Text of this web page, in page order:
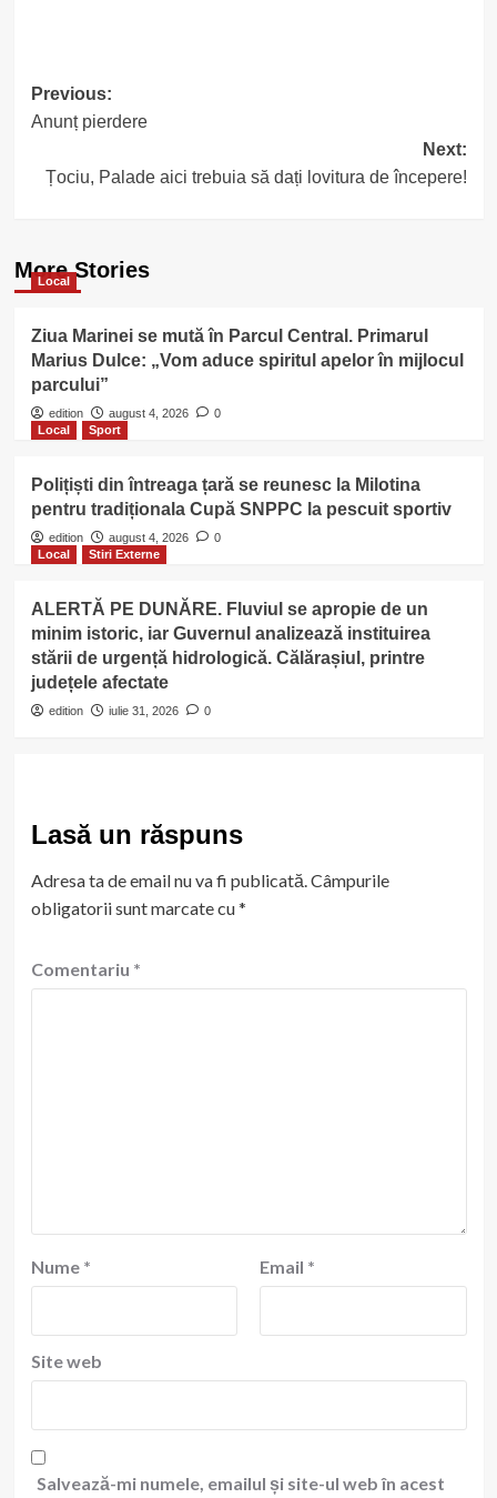
Post
navigation
Previous:
Anunț pierdere
Next:
Țociu, Palade aici trebuia să dați lovitura de începere!
More Stories
Local
Ziua Marinei se mută în Parcul Central. Primarul
Marius Dulce: „Vom aduce spiritul apelor în mijlocul
parcului”
edition august 4, 2026
0
Local
Sport
Polițiști din întreaga țară se reunesc la Milotina
pentru tradiționala Cupă SNPPC la pescuit sportiv
edition august 4, 2026
0
Local
Stiri Externe
ALERTĂ PE DUNĂRE. Fluviul se apropie de un
minim istoric, iar Guvernul analizează instituirea
stării de urgență hidrologică. Călărașiul, printre
județele afectate
edition iulie 31, 2026 0
Lasă un răspuns
Adresa ta de email nu va fi publicată. Câmpurile
obligatorii sunt marcate cu*
Comentariu *
Nume * Email *
Site web
Salvează-mi numele, emailul și site-ul web în acest